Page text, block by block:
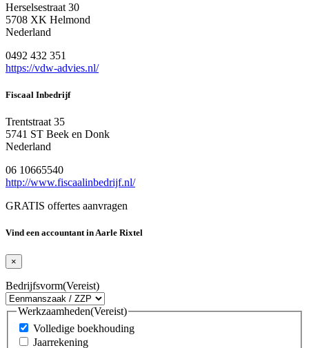
Herselsestraat 30
5708 XK Helmond
Nederland
0492 432 351
https://vdw-advies.nl/
Fiscaal Inbedrijf
Trentstraat 35
5741 ST Beek en Donk
Nederland
06 10665540
http://www.fiscaalinbedrijf.nl/
GRATIS offertes aanvragen
Vind een accountant in Aarle Rixtel
×
Bedrijfsvorm(Vereist)
Werkzaamheden(Vereist)
Volledige boekhouding
Jaarrekening